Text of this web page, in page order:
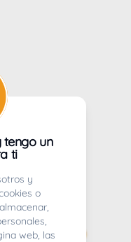
tengo un
ti
y
o
web, las